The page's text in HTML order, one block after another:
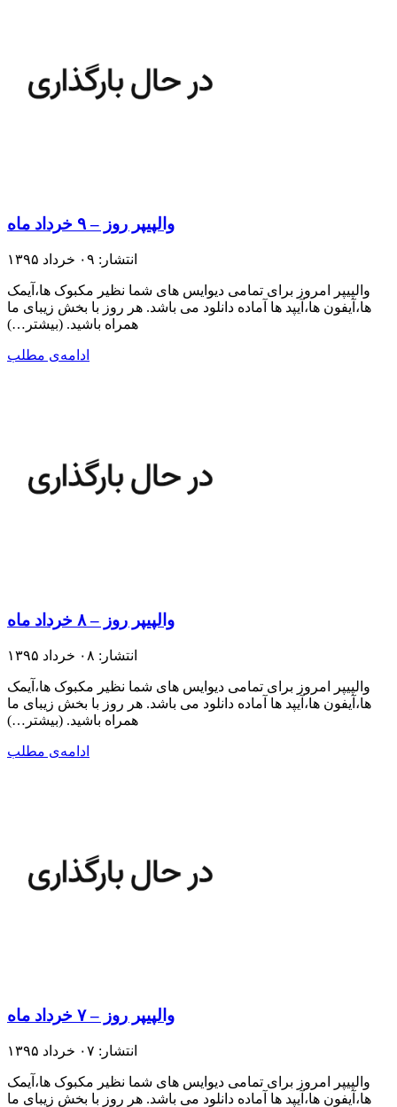
والپیپر روز – ۹ خرداد ماه
انتشار: ۰۹ خرداد ۱۳۹۵
والپیپر امروز برای تمامی دیوایس های شما نظیر مکبوک ها،آیمک
ها،آیفون ها،آیپد ها آماده دانلود می باشد. هر روز با بخش زیبای ما
همراه باشید.​ (بیشتر…)
ادامه‌ی مطلب
والپیپر روز – ۸ خرداد ماه
انتشار: ۰۸ خرداد ۱۳۹۵
والپیپر امروز برای تمامی دیوایس های شما نظیر مکبوک ها،آیمک
ها،آیفون ها،آیپد ها آماده دانلود می باشد. هر روز با بخش زیبای ما
همراه باشید.​ (بیشتر…)
ادامه‌ی مطلب
والپیپر روز – ۷ خرداد ماه
انتشار: ۰۷ خرداد ۱۳۹۵
والپیپر امروز برای تمامی دیوایس های شما نظیر مکبوک ها،آیمک
ها،آیفون ها،آیپد ها آماده دانلود می باشد. هر روز با بخش زیبای ما